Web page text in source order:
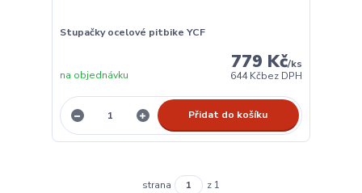
Stupačky ocelové pitbike YCF
779 Kč/ks
644 Kčbez DPH
na objednávku
Přidat do košíku
strana z 1